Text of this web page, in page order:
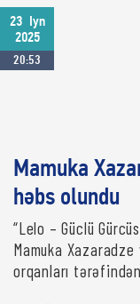
23
Iyn
2025
20:53
Mamuka
həbs olundu
“Lelo – Güclü
Mamuka
orqanları tərəfindən